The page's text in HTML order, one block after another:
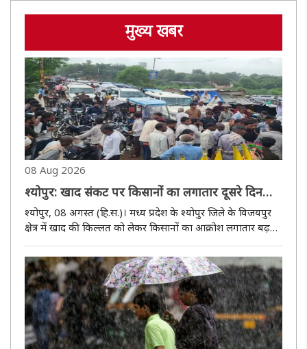
मुख्य खबर
08 Aug 2026
श्योपुर: खाद संकट पर किसानों का लगातार दूसरे दिन
प्रदर्शन, कुंवारी पुल पर चक्काजाम, आवागमन बाधित
श्योपुर, 08 अगस्त (हि.स.)। मध्य प्रदेश के श्याेपुर जिले के विजयपुर
क्षेत्र में खाद की किल्लत को लेकर किसानों का आक्रोश लगातार बढ़ता
लेकर कुंवारी पुल पर चक्काजाम कर दिया। प्रदर्शन के ..